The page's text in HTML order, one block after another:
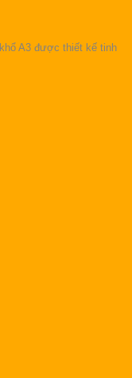
khổ A3 được thiết kế tinh